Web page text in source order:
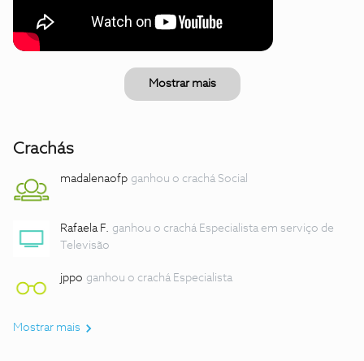
Mostrar mais
Crachás
madalenaofp ganhou o crachá Social
Rafaela F. ganhou o crachá Especialista em serviço de
Televisão
jppo ganhou o crachá Especialista
Mostrar mais